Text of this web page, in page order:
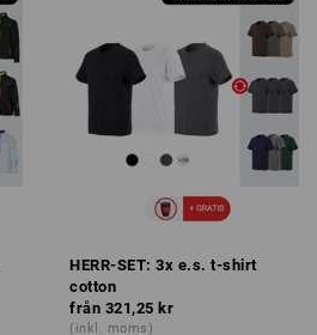
HERR-SET: 3x e.s. t-shirt
cotton
från 321,25 kr
(inkl. moms)